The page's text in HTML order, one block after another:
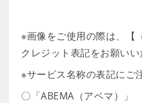
※画像をご使用の際は、【
クレジット表記をお願いい
※サービス名称の表記にご
〇「ABEMA（アベマ